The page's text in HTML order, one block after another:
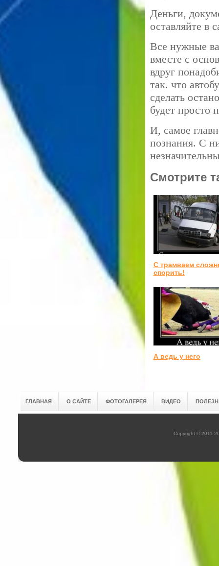
Деньги,
оставляйте в
Все нужные
вместе с
вдруг
так. что
сделать
будет просто
И, самое
познания. С
Смотрите
С трамваем
спорить!
А ведь у него
ГЛАВНАЯ О САЙТЕ ФОТОГАЛЕРЕЯ ВИДЕО
Copyright © 2011-